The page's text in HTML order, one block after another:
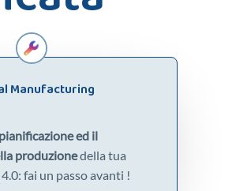
Manufacturing
pianificazione ed il
produzionedella tua
fai un passo avanti !